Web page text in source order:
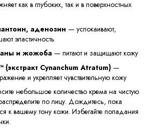
как в глубоких, так и в поверхностных
аденозин — успокаивают,
эластичность
и жожоба — питают и защищают кожу
(экстракт Cynanchum Atratum) —
и укрепляет чувствительную кожу
небольшое количество крема на чистую
по лицу. Дождитесь, пока
к вашему тону кожи. Избегайте попадания